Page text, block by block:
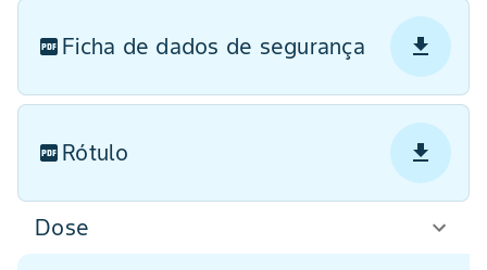
Ficha de dados de segurança
Rótulo
Dose